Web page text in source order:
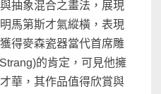
抽象混合之畫法，展現
馬第斯才氣縱橫，表現
得麥森瓷器當代首席雕
的肯定，可見他擁
華，其作品值得欣賞與